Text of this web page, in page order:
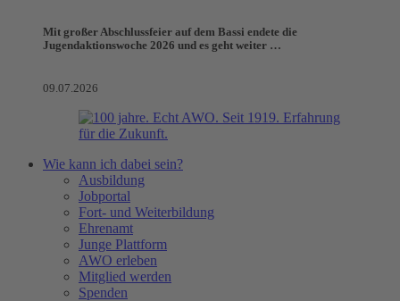
Mit großer Abschlussfeier auf dem Bassi endete die
Jugendaktionswoche 2026 und es geht weiter …
09.07.2026
Wie kann ich dabei sein?
Ausbildung
Jobportal
Fort- und Weiterbildung
Ehrenamt
Junge Plattform
AWO erleben
Mitglied werden
Spenden